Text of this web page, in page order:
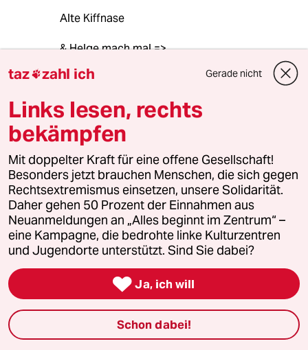
Alte Kiffnase
& Helge mach mal =>
Alexander Kluge - Der Universalkünstler aus
m.youtube.com/watch?v=HNGg9sklE_k
(Bonmot - ich lernte einen Anwalt gleichen
Namens kennen:
“Wenn ich bei Verkehrskontrollen im
Ruhrgebiet meine Karte ziehe:
Wird manch Oberförster schon mal etwas
eckig!“ - 🙀🥳 -
Jim Hawkins
taz zahl ich Gerade nicht
Links lesen, rechts
bekämpfen
Mit doppelter Kraft für eine offene Gesellschaft!
Besonders jetzt brauchen Menschen, die sich gegen
Rechtsextremismus einsetzen, unsere Solidarität.
Daher gehen 50 Prozent der Einnahmen aus
Neuanmeldungen an „Alles beginnt im Zentrum“ –
eine Kampagne, die bedrohte linke Kulturzentren
und Jugendorte unterstützt. Sind Sie dabei?
 Ja, ich will
Schon dabei!